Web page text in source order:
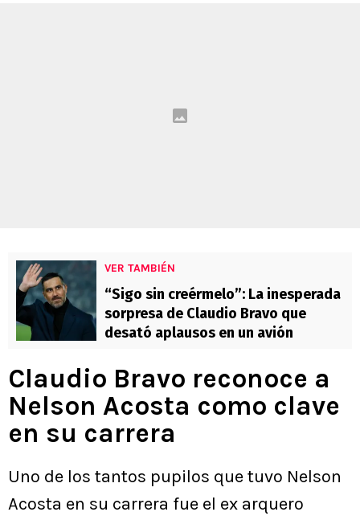
VER TAMBIÉN
“Sigo sin creérmelo”: La inesperada
sorpresa de Claudio Bravo que
desató aplausos en un avión
Claudio Bravo reconoce a
Nelson Acosta como clave
en su carrera
Uno de los tantos pupilos que tuvo Nelson
Acosta en su carrera fue el ex arquero